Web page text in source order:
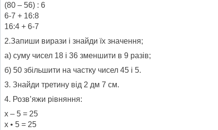
(80 – 56) : 6
6-7 + 16:8
16:4 + 6-7
2.Запиши вирази і знайди їх значення;
а) суму чисел 18 і 36 зменшити в 9 разів;
б) 50 збільшити на частку чисел 45 і 5.
3. Знайди третину від 2 дм 7 см.
4. Розв’яжи рівняння:
х – 5 = 25
х • 5 = 25